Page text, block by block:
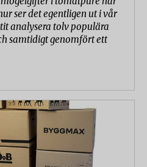
ser det egentligen ut i vår
analysera tolv populära
samtidigt genomfört ett